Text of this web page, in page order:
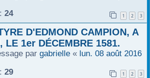
24 1 2 3
D'EDMOND CAMPION, A
LE 1er DÉCEMBRE 1581.
par gabrielle « lun. 08 août 2016
29 1 2 3